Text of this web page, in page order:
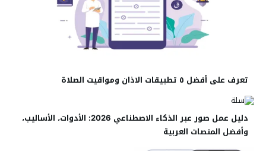
تعرف على أفضل ٥ تطبيقات الاذان ومواقيت الصلاة
دليل عمل صور عبر الذكاء الاصطناعي 2026: الأدوات، الأساليب،
وأفضل المنصات العربية